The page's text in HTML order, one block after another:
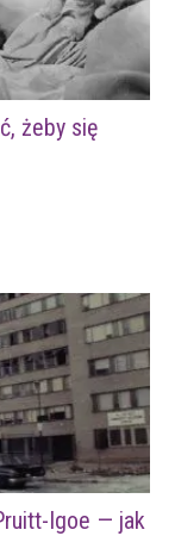
żeby się
Igoe — jak